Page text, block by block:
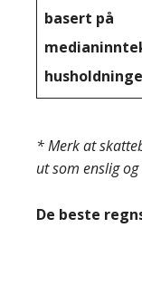
basert på
* Merk at
ut som enslig
De beste